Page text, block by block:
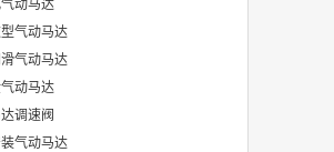
动马达
气动马达
气动马达
动马达
调速阀
气动马达